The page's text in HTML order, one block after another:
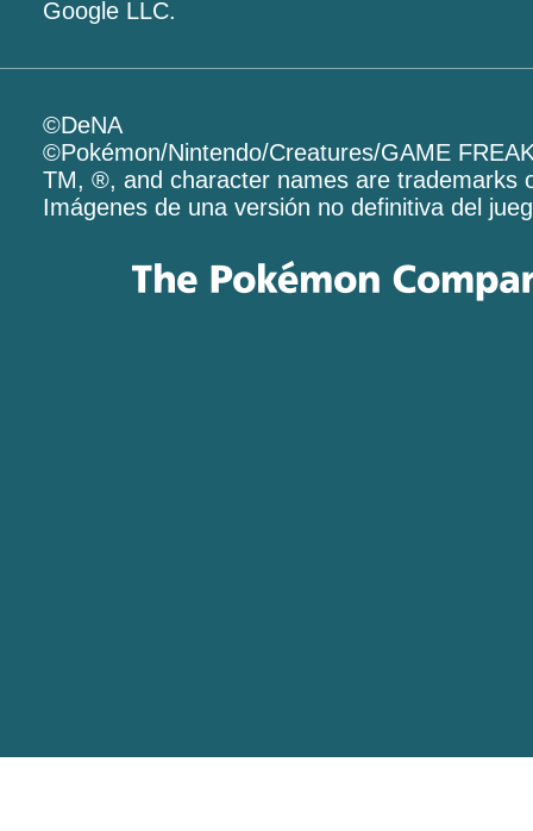
Google LLC.
©DeNA
©Pokémon/Nintendo/Creatures/GAME
TM, ®, and character names are trademarks
Imágenes de una versión no definitiva del